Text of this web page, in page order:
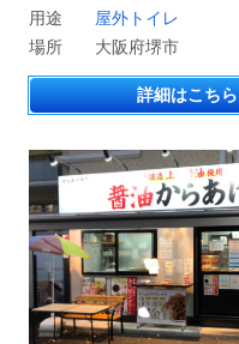
用途
屋外トイレ
場所
大阪府堺市
詳細はこちら